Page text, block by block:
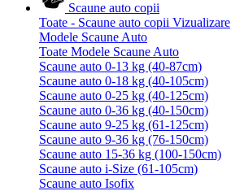
Scaune auto copii
Toate - Scaune auto copii Vizualizare
Modele Scaune Auto
Toate Modele Scaune Auto
Scaune auto 0-13 kg (40-87cm)
Scaune auto 0-18 kg (40-105cm)
Scaune auto 0-25 kg (40-125cm)
Scaune auto 0-36 kg (40-150cm)
Scaune auto 9-25 kg (61-125cm)
Scaune auto 9-36 kg (76-150cm)
Scaune auto 15-36 kg (100-150cm)
Scaune auto i-Size (61-105cm)
Scaune auto Isofix